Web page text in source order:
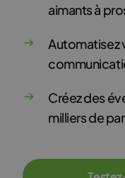
aimants à
Automatisez
Créez des
milliers de